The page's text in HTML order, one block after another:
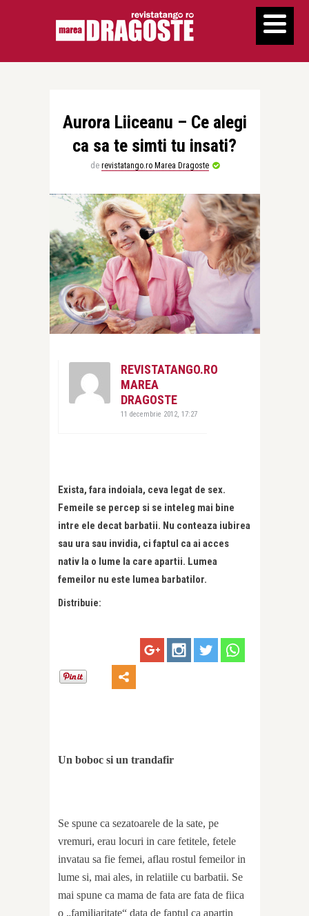
Aurora Liiceanu – Ce alegi
ca sa te simti tu insati?
de revistatango.ro Marea Dragoste
REVISTATANGO.RO
MAREA
DRAGOSTE
11 decembrie 2012, 17:27
Exista, fara indoiala, ceva legat de sex.
Femeile se percep si se inteleg mai bine
intre ele decat barbatii. Nu conteaza iubirea
sau ura sau invidia, ci faptul ca ai acces
nativ la o lume la care apartii. Lumea
femeilor nu este lumea barbatilor.
Distribuie:
Un boboc si un trandafir
Se spune ca sezatoarele de la sate, pe
vremuri, erau locuri in care fetitele, fetele
invatau sa fie femei, aflau rostul femeilor in
lume si, mai ales, in relatiile cu barbatii. Se
mai spune ca mama de fata are fata de fiica
o „familiaritate“ data de faptul ca apartin